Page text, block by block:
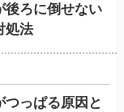
後ろに倒せない
処法
つっぱる原因と